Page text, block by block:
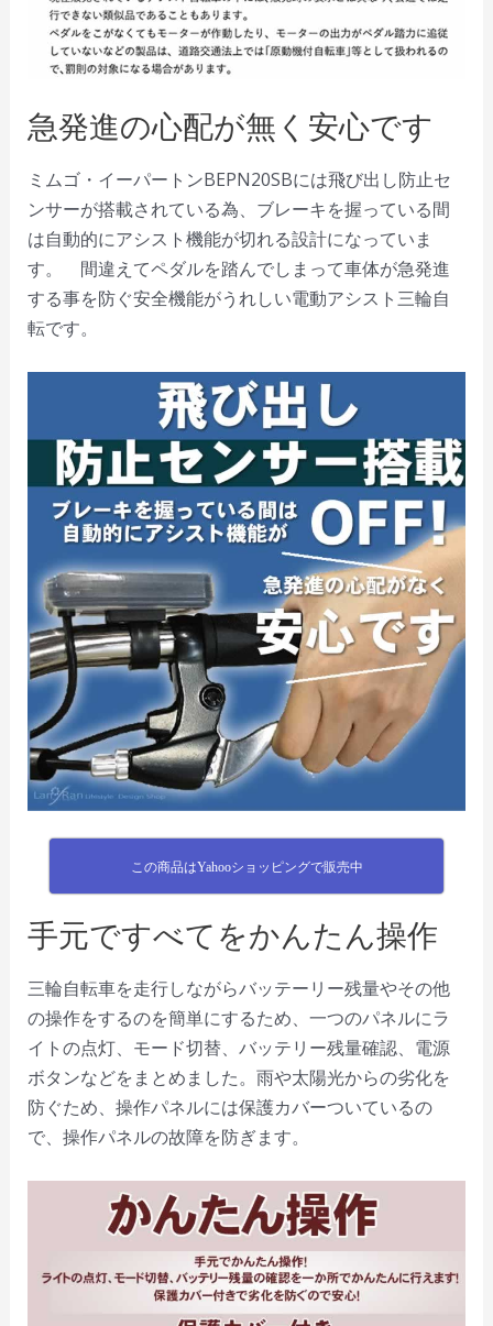
急発進の心配が無く安心です
ミムゴ・イーパートンBEPN20SBには飛び出し防止セ
ンサーが搭載されている為、ブレーキを握っている間
は自動的にアシスト機能が切れる設計になっていま
す。 間違えてペダルを踏んでしまって車体が急発進
する事を防ぐ安全機能がうれしい電動アシスト三輪自
転です。
この商品はYahooショッピングで販売中
手元ですべてをかんたん操作
三輪自転車を走行しながらバッテーリー残量やその他
の操作をするのを簡単にするため、一つのパネルにラ
イトの点灯、モード切替、バッテリー残量確認、電源
ボタンなどをまとめました。雨や太陽光からの劣化を
防ぐため、操作パネルには保護カバーついているの
で、操作パネルの故障を防ぎます。